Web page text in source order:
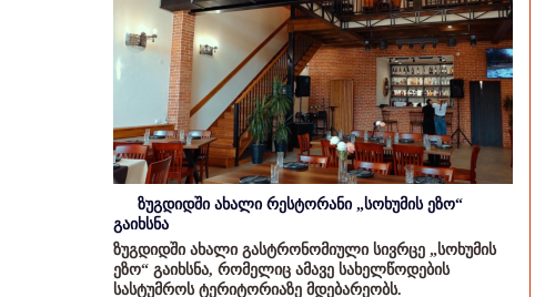
ზუგდიდში ახალი რესტორანი „სოხუმის ეზო“
გაიხსნა
ზუგდიდში ახალი გასტრონომიული სივრცე „სოხუმის
ეზო“ გაიხსნა, რომელიც ამავე სახელწოდების
სასტუმროს ტერიტორიაზე მდებარეობს.